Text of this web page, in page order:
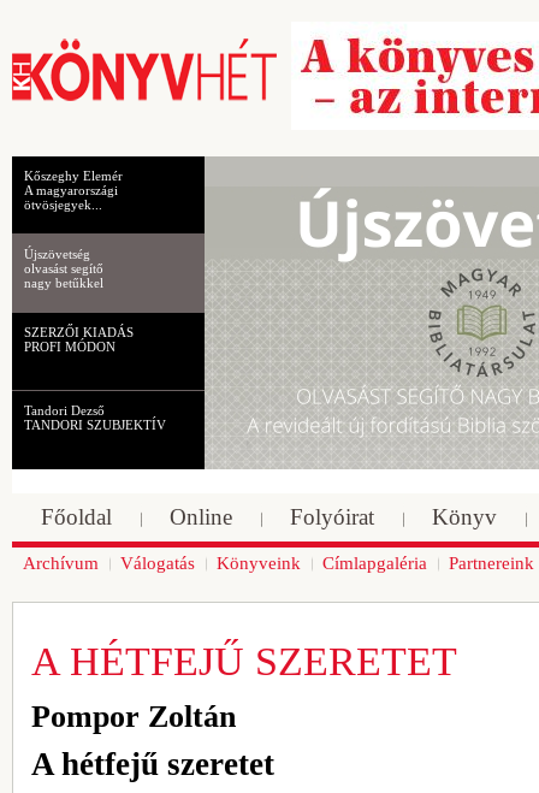
Kőszeghy Elemér
A magyarországi
ötvösjegyek...
Újszövetség
olvasást segítő
nagy betűkkel
SZERZŐI KIADÁS
PROFI MÓDON
Tandori Dezső
TANDORI SZUBJEKTÍV
Főoldal Online Folyóirat Könyv
Archívum Válogatás Könyveink Címlapgaléria Partnereink
A HÉTFEJŰ SZERETET
Pompor Zoltán
A hétfejű szeretet